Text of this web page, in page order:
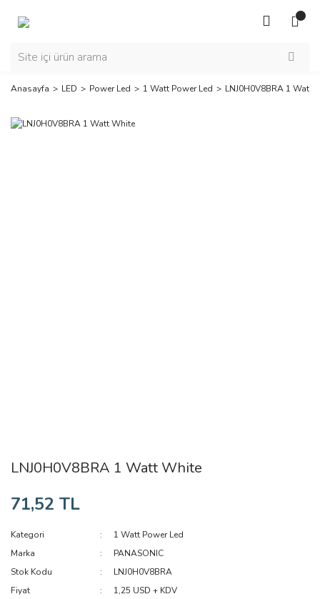
Anasayfa LED Power Led 1 Watt Power Led LNJ0H0V8BRA 1 Watt
LNJ0H0V8BRA 1 Watt White
71,52 TL
Kategori
1 Watt Power Led
Marka
PANASONIC
Stok Kodu
LNJ0H0V8BRA
Fiyat
1,25 USD + KDV